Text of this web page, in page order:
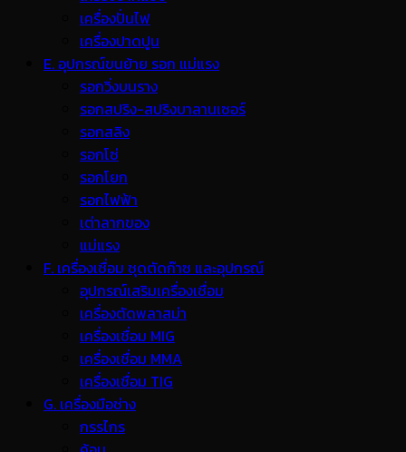
เครื่องปั่นไฟ
เครื่องปาดปูน
E. อุปกรณ์ขนย้าย รอก แม่แรง
รอกวิ่งบนราง
รอกสปริง-สปริงบาลานเซอร์
รอกสลิง
รอกโซ่
รอกโยก
รอกไฟฟ้า
เต่าลากของ
แม่แรง
F. เครื่องเชื่อม ชุดตัดก๊าซ และอุปกรณ์
อุปกรณ์เสริมเครื่องเชื่อม
เครื่องตัดพลาสม่า
เครื่องเชื่อม MIG
เครื่องเชื่อม MMA
เครื่องเชื่อม TIG
G. เครื่องมือช่าง
กรรไกร